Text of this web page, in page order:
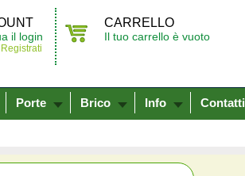
il login
Registrati
CARRELLO
Il tuo carrello è vuoto
Porte Brico Info Contatti